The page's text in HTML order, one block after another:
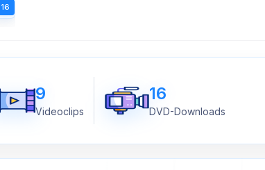
16
9
Videoclips
16
DVD-Downloads